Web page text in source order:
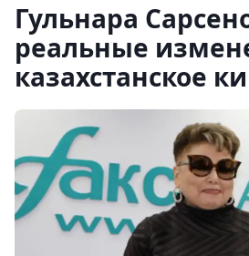
Гульнара
реальные
казахстанское